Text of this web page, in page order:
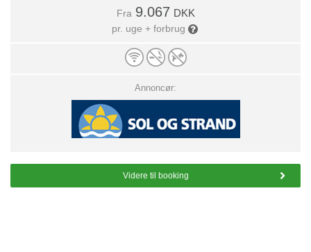
Fra 9.067 DKK
pr. uge + forbrug
Annoncør:
Videre til booking